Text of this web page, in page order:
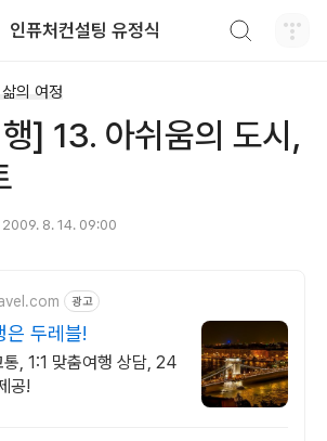
인퓨처컨설팅 유정식
의 여정
] 13. 아쉬움의 도시,
2009. 8. 14. 09:00
광고
은 두레블!
, 1:1 맞춤여행 상담, 24
공!